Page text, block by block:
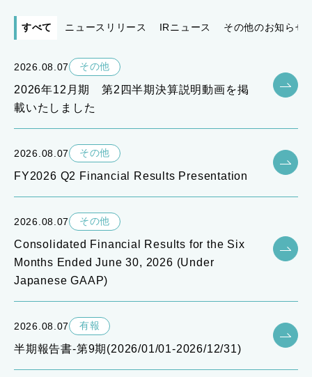
すべて ニュースリリース IRニュース その他のお知らせ
2026.08.07 その他
2026年12月期 第2四半期決算説明動画を掲
載いたしました
2026.08.07 その他
FY2026 Q2 Financial Results Presentation
2026.08.07 その他
Consolidated Financial Results for the Six
Months Ended June 30, 2026 (Under
Japanese GAAP)
2026.08.07 有報
半期報告書-第9期(2026/01/01-2026/12/31)